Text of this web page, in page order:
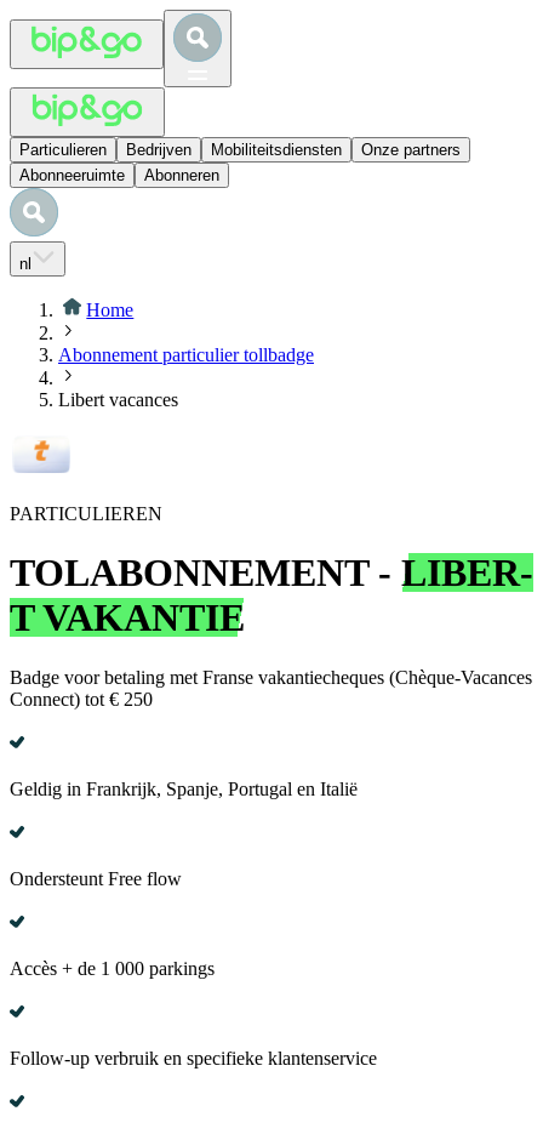
Particulieren Bedrijven Mobiliteitsdiensten
Onze partners
Abonneeruimte
Abonneren
nl
Home
Abonnement particulier tollbadge
Libert vacances
PARTICULIEREN
TOLABONNEMENT - LIBER-
T VAKANTIE
Badge voor betaling met Franse vakantiecheques (Chèque-Vacances
Connect) tot € 250
Geldig in Frankrijk, Spanje, Portugal en Italië
Ondersteunt Free flow
Accès + de 1 000 parkings
Follow-up verbruik en specifieke klantenservice